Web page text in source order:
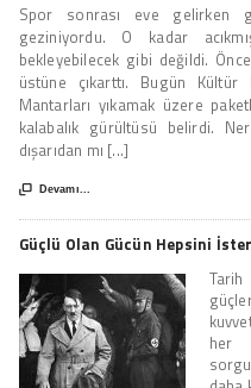
Spor sonrası eve gelirken
geziniyordu. O kadar
bekleyebilecek gibi değildi.
üstüne çıkarttı. Bugün Kültür
Mantarları yıkamak üzere
kalabalık gürültüsü belirdi.
dışarıdan mı [...]
 Devamı...
Güçlü Olan Gücün Hepsini İster
her